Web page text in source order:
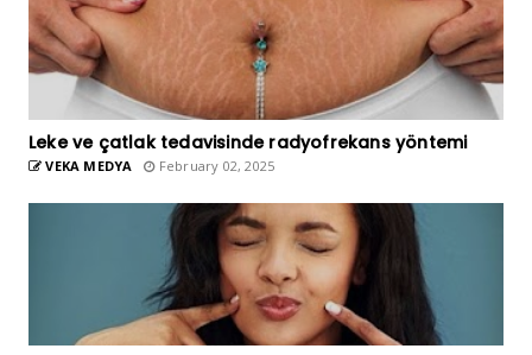
Leke ve çatlak tedavisinde radyofrekans yöntemi
VEKA MEDYA February 02, 2025